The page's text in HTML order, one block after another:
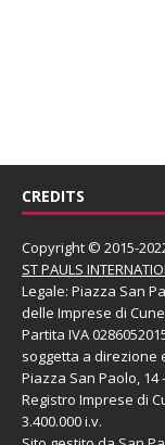
CREDITS
Copyright © 2015-
ST PAULS
Legale: Piazza San
delle Imprese di
Partita IVA
soggetta a direzione
Piazza San Paolo, 14
Registro Imprese di
3.400.000 i.v.